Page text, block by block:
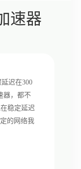
速器
迟在300
器，都不
稳定延迟
的网络我